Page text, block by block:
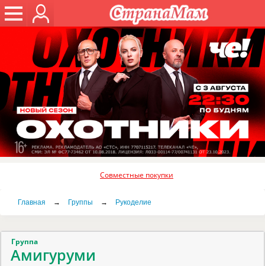
Совместные покупки
Главная → Группы → Рукоделие
Группа
Амигуруми